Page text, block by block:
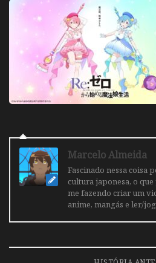
Marcelo Almeida
Fascinado nessa coisa
cultura japonesa, o
me fazendo criar um
anime, mangás e ler/